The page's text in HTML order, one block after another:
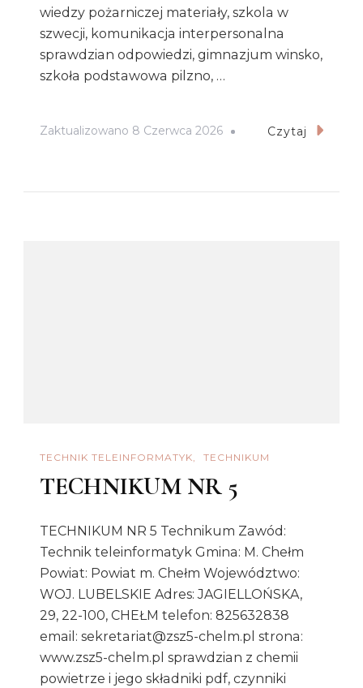
wiedzy pożarniczej materiały, szkola w
szwecji, komunikacja interpersonalna
sprawdzian odpowiedzi, gimnazjum winsko,
szkoła podstawowa pilzno, …
Zaktualizowano 8 Czerwca 2026 Czytaj
TECHNIK TELEINFORMATYK TECHNIKUM
TECHNIKUM NR 5
TECHNIKUM NR 5 Technikum Zawód:
Technik teleinformatyk Gmina: M. Chełm
Powiat: Powiat m. Chełm Województwo:
WOJ. LUBELSKIE Adres: JAGIELLOŃSKA,
29, 22-100, CHEŁM telefon: 825632838
email: sekretariat@zsz5-chelm.pl strona:
www.zsz5-chelm.pl sprawdzian z chemii
powietrze i jego składniki pdf, czynniki